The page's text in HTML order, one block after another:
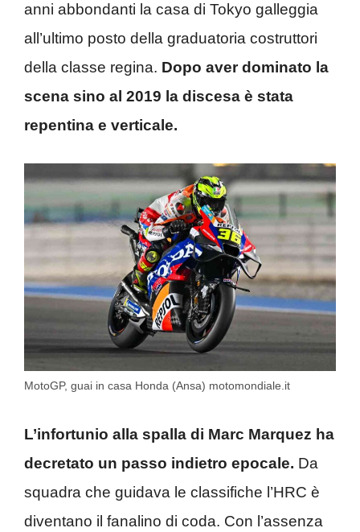
anni abbondanti la casa di Tokyo galleggia
all’ultimo posto della graduatoria costruttori
della classe regina. Dopo aver dominato la
scena sino al 2019 la discesa è stata
repentina e verticale.
MotoGP, guai in casa Honda (Ansa) motomondiale.it
L’infortunio alla spalla di Marc Marquez ha
decretato un passo indietro epocale. Da
squadra che guidava le classifiche l’HRC è
diventano il fanalino di coda. Con l’assenza